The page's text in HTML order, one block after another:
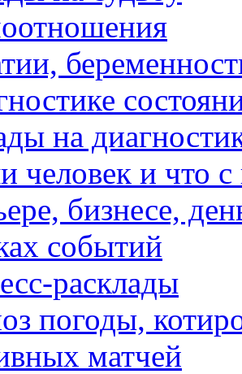
на
человек и что
бизнесе,
событий
расклады
погоды,
матчей